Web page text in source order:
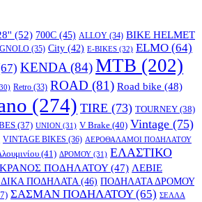
(52) 700C (45) ALLOY (34) BIKE HELMET
(35) City (42) E-BIKES (32) ELMO (64)
KENDA(84)MTB (202)
Retro (33) ROAD (81) Road bike (48)
(274) TIRE (73) TOURNEY (38)
(37) UNION (31) V Brake (40) Vintage (75)
VINTAGE BIKES (36) ΑΕΡΟΘΑΛΑΜΟΙ ΠΟΔΗΛΑΤΟΥ
(41) ΔΡΟΜΟΥ (31) ΕΛΑΣΤΙΚΟ
ΚΡΑΝΟΣ ΠΟΔΗΛΑΤΟΥ(47) ΛΕΒΙΕ
ΠΟΔΗΛΑΤΑ(46) ΠΟΔΗΛΑΤΑ ΔΡΟΜΟΥ
ΣΑΣΜΑΝ ΠΟΔΗΛΑΤΟΥ(65) ΣΕΛΛΑ